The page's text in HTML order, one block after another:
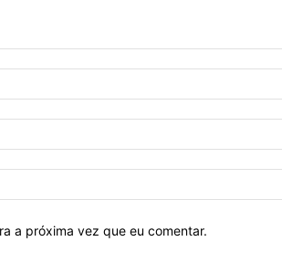
a próxima vez que eu comentar.